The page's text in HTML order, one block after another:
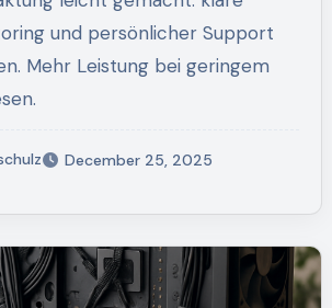
und persönlicher Support
Mehr Leistung bei geringem
December 25, 2025